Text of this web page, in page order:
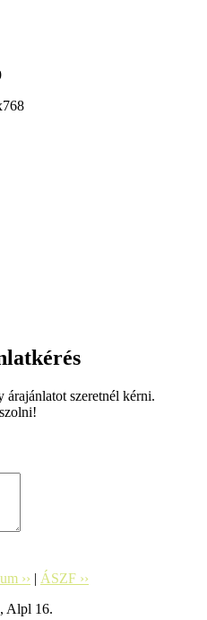
szeretnél kérni.
›› | ÁSZF ››
Alpl 16.